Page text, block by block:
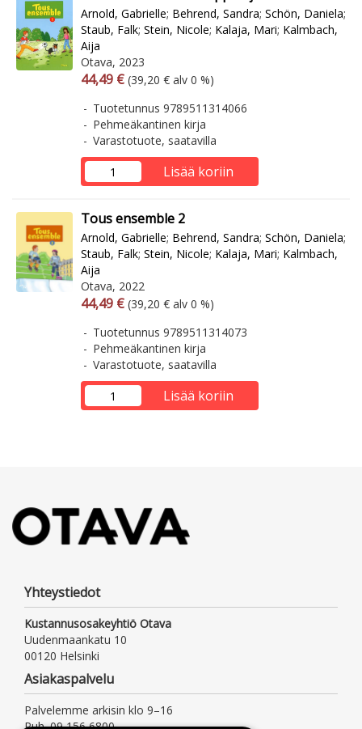
Arnold, Gabrielle; Behrend, Sandra; Schön, Daniela;
Staub, Falk; Stein, Nicole; Kalaja, Mari; Kalmbach,
Aija
Otava, 2023
Arvonlisäverollinen hinta
44,49 € Arvonlisäveroton hinta
(39,20 € alv 0 %)
Tuotetunnus 9789511314066
Pehmeäkantinen kirja
Varastotuote, saatavilla
Lisää koriin
Tous ensemble 2
Arnold, Gabrielle; Behrend, Sandra; Schön, Daniela;
Staub, Falk; Stein, Nicole; Kalaja, Mari; Kalmbach,
Aija
Otava, 2022
Arvonlisäverollinen hinta
44,49 € Arvonlisäveroton hinta
(39,20 € alv 0 %)
Tuotetunnus 9789511314073
Pehmeäkantinen kirja
Varastotuote, saatavilla
Lisää koriin
Yhteystiedot
Kustannusosakeyhtiö Otava
Uudenmaankatu 10
00120 Helsinki
Asiakaspalvelu
Palvelemme arkisin klo 9–16